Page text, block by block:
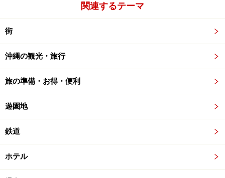
関連するテーマ
街
沖縄の観光・旅行
旅の準備・お得・便利
遊園地
鉄道
ホテル